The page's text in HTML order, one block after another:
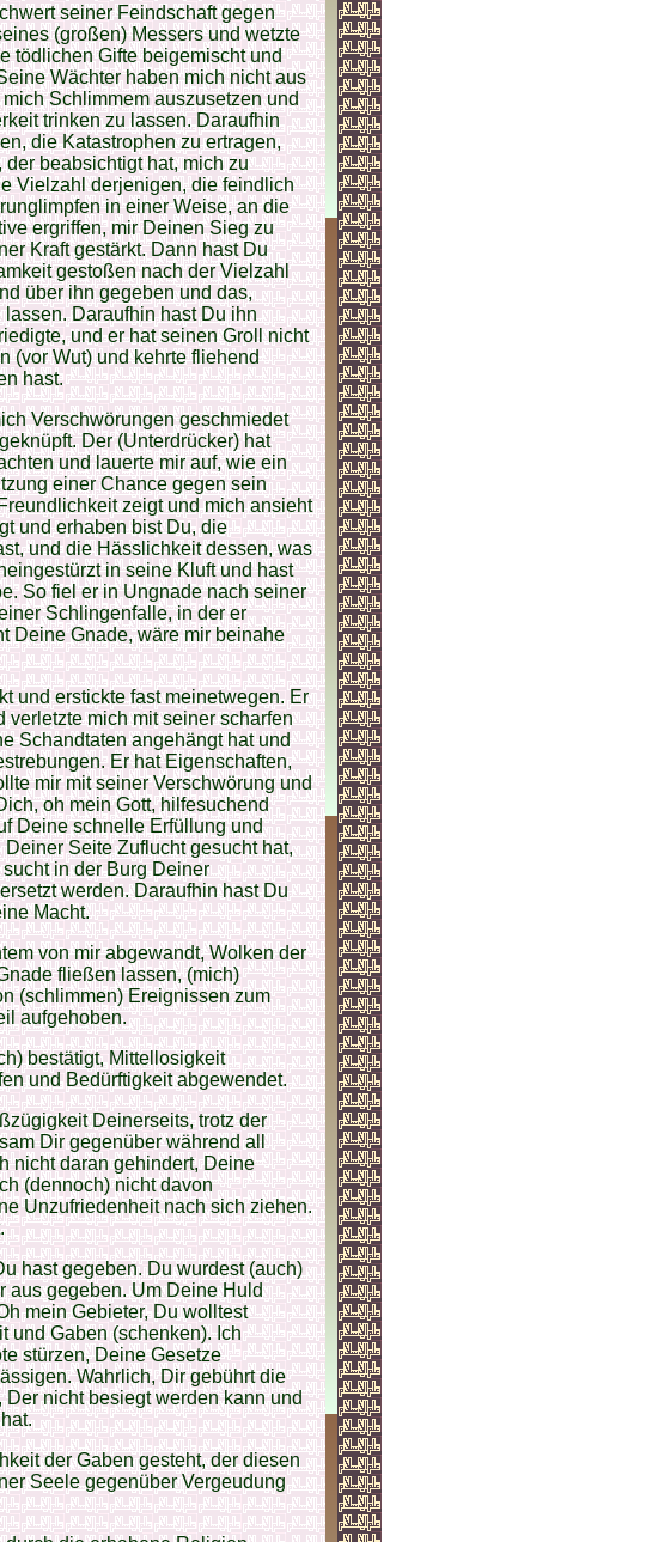
seiner Feindschaft gegen
(großen) Messers und wetzte
tödlichen Gifte beigemischt und
Wächter haben mich nicht aus
Schlimmem auszusetzen und
trinken zu lassen. Daraufhin
die Katastrophen zu ertragen,
beabsichtigt hat, mich zu
Vielzahl derjenigen, die feindlich
in einer Weise, an die
ergriffen, mir Deinen Sieg zu
Kraft gestärkt. Dann hast Du
gestoßen nach der Vielzahl
über ihn gegeben und das,
Daraufhin hast Du ihn
und er hat seinen Groll nicht
(vor Wut) und kehrte fliehend
hast.
Verschwörungen geschmiedet
Der (Unterdrücker) hat
und lauerte mir auf, wie ein
einer Chance gegen sein
zeigt und mich ansieht
und erhaben bist Du, die
und die Hässlichkeit dessen, was
in seine Kluft und hast
So fiel er in Ungnade nach seiner
Schlingenfalle, in der er
Deine Gnade, wäre mir beinahe
und erstickte fast meinetwegen. Er
verletzte mich mit seiner scharfen
Schandtaten angehängt hat und
Er hat Eigenschaften,
mir mit seiner Verschwörung und
oh mein Gott, hilfesuchend
Deine schnelle Erfüllung und
Seite Zuflucht gesucht hat,
in der Burg Deiner
werden. Daraufhin hast Du
Macht.
von mir abgewandt, Wolken der
fließen lassen, (mich)
(schlimmen) Ereignissen zum
aufgehoben.
bestätigt, Mittellosigkeit
und Bedürftigkeit abgewendet.
Deinerseits, trotz der
Dir gegenüber während all
nicht daran gehindert, Deine
(dennoch) nicht davon
Unzufriedenheit nach sich ziehen.
hast gegeben. Du wurdest (auch)
aus gegeben. Um Deine Huld
mein Gebieter, Du wolltest
und Gaben (schenken). Ich
stürzen, Deine Gesetze
Wahrlich, Dir gebührt die
nicht besiegt werden kann und
der Gaben gesteht, der diesen
Seele gegenüber Vergeudung